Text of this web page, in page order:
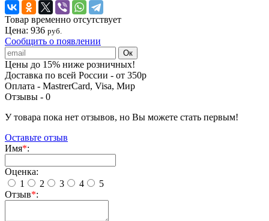
Товар временно отсутствует
Цена: 936 руб.
Сообщить о появлении
Цены до 15% ниже розничных!
Доставка по всей России - от 350р
Оплата - MastrerCard, Visa, Мир
Отзывы - 0
У товара пока нет отзывов, но Вы можете стать первым!
Оставьте отзыв
Имя*:
Оценка:
1
2 3 4
5
Отзыв*: